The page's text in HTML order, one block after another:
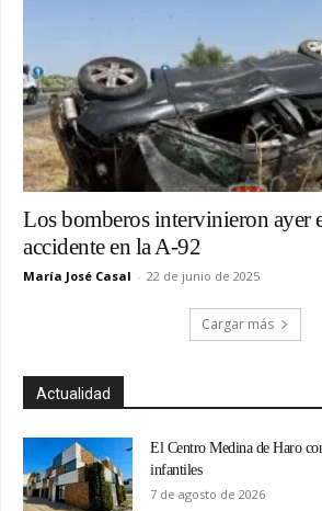
Los bomberos intervinieron ayer
accidente en la A-92
María José Casal - 22 de junio de 2025
Cargar más
Actualidad
El Centro Medina de Haro
infantiles
7 de agosto de 2026